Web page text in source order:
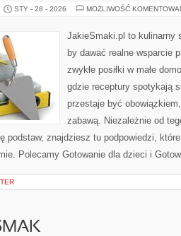
STY - 28 - 2026 MOŻLIWOŚĆ
JakieSmaki.pl to kulinarny
by dawać realne wsparcie
zwykłe posiłki w małe
gdzie receptury spotykają
przestaje być
zabawą. Niezależnie od
podstaw, znajdziesz tu podpowiedzi,
Polecamy Gotowanie dla dzieci i